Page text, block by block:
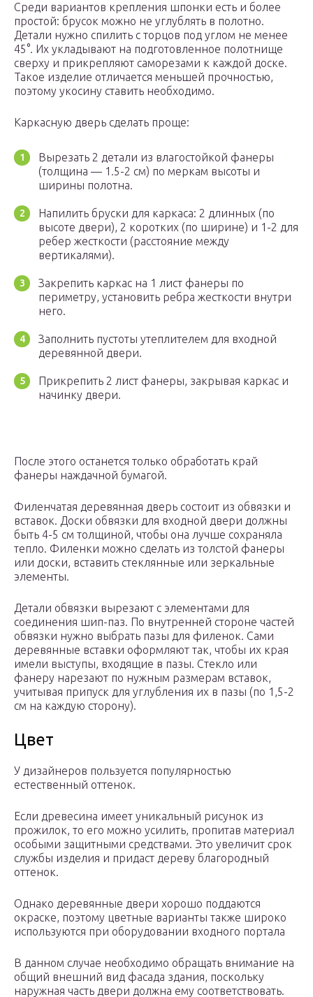
Среди вариантов крепления шпонки есть и более
простой: брусок можно не углублять в полотно.
Детали нужно спилить с торцов под углом не менее
45°. Их укладывают на подготовленное полотнище
сверху и прикрепляют саморезами к каждой доске.
Такое изделие отличается меньшей прочностью,
поэтому укосину ставить необходимо.
Каркасную дверь сделать проще:
Вырезать 2 детали из влагостойкой фанеры
(толщина — 1.5-2 см) по меркам высоты и
ширины полотна.
Напилить бруски для каркаса: 2 длинных (по
высоте двери), 2 коротких (по ширине) и 1-2 для
ребер жесткости (расстояние между
вертикалями).
Закрепить каркас на 1 лист фанеры по
периметру, установить ребра жесткости внутри
него.
Заполнить пустоты утеплителем для входной
деревянной двери.
Прикрепить 2 лист фанеры, закрывая каркас и
начинку двери.
После этого останется только обработать край
фанеры наждачной бумагой.
Филенчатая деревянная дверь состоит из обвязки и
вставок. Доски обвязки для входной двери должны
быть 4-5 см толщиной, чтобы она лучше сохраняла
тепло. Филенки можно сделать из толстой фанеры
или доски, вставить стеклянные или зеркальные
элементы.
Детали обвязки вырезают с элементами для
соединения шип-паз. По внутренней стороне частей
обвязки нужно выбрать пазы для филенок. Сами
деревянные вставки оформляют так, чтобы их края
имели выступы, входящие в пазы. Стекло или
фанеру нарезают по нужным размерам вставок,
учитывая припуск для углубления их в пазы (по 1,5-2
см на каждую сторону).
Цвет
У дизайнеров пользуется популярностью
естественный оттенок.
Если древесина имеет уникальный рисунок из
прожилок, то его можно усилить, пропитав материал
особыми защитными средствами. Это увеличит срок
службы изделия и придаст дереву благородный
оттенок.
Однако деревянные двери хорошо поддаются
окраске, поэтому цветные варианты также широко
используются при оборудовании входного портала
В данном случае необходимо обращать внимание на
общий внешний вид фасада здания, поскольку
наружная часть двери должна ему соответствовать.